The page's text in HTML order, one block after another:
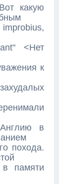
какую
<Нет
к
Англию в
похода.
в памяти